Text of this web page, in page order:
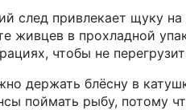
след привлекает щуку на
живцев в прохладной
чтобы не
держать блёсну в
поймать рыбу, потому